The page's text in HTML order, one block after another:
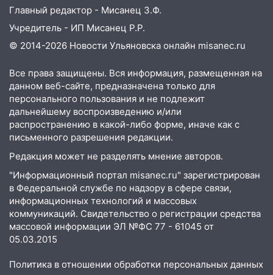
Главный редактор - Мисанец З.Ф.
Учредитель - ИП Мисанец Р.Р.
© 2014-2026 Новости Ульяновска онлайн misanec.ru
Все права защищены. Вся информация, размещенная на
данном веб-сайте, предназначена только для
персонального пользования и не подлежит
дальнейшему воспроизведению и/или
распространению в какой-либо форме, иначе как с
письменного разрешения редакции.
Редакция может не разделять мнение авторов.
"Информационный портал misanec.ru" зарегистрирован
в Федеральной службе по надзору в сфере связи,
информационных технологий и массовых
коммуникаций. Свидетельство о регистрации средства
массовой информации ЭЛ №ФС 77 - 61045 от
05.03.2015
Политика в отношении обработки персональных данных